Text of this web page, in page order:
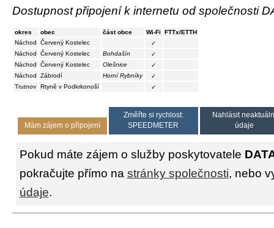
Dostupnost připojení k internetu od společnosti
okres obec část obce Wi-Fi
FTTx/ETTH
Náchod
Červený Kostelec
✓
Náchod
Červený Kostelec Bohdašín
✓
Náchod
Červený Kostelec Olešnice
✓
Náchod
Zábrodí Horní Rybníky
✓
Trutnov
Rtyně v Podkrkonoší ✓
Mám zájem o připojení
Změřte si rychlost:
SPEEDMETER
Nahlásit
údaje
Pokud máte zájem o služby poskytovatele
pokračujte přímo na stránky společnosti, nebo
údaje.